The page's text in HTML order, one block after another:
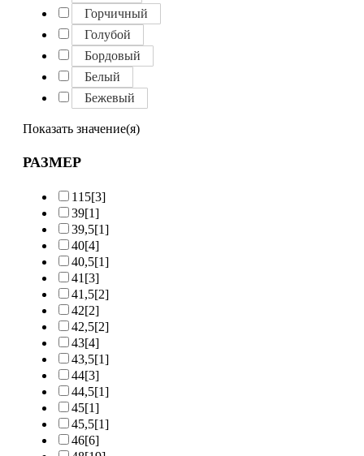
Горчичный
Голубой
Бордовый
Белый
Бежевый
Показать значение(я)
РАЗМЕР
115[3]
39[1]
39,5[1]
40[4]
40,5[1]
41 [3]
41,5[2]
42[2]
42,5[2]
43[4]
43,5[1]
44[3]
44,5[1]
45[1]
45,5[1]
46[6]